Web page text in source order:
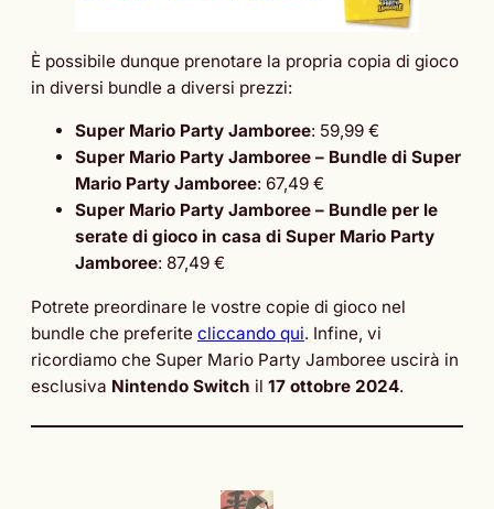
È possibile dunque prenotare la propria copia di gioco
in diversi bundle a diversi prezzi:
Super Mario Party Jamboree: 59,99 €
Super Mario Party Jamboree – Bundle di Super
Mario Party Jamboree: 67,49 €
Super Mario Party Jamboree – Bundle per le
serate di gioco in casa di Super Mario Party
Jamboree: 87,49 €
Potrete preordinare le vostre copie di gioco nel
bundle che preferite cliccando qui. Infine, vi
ricordiamo che Super Mario Party Jamboree uscirà in
esclusiva Nintendo Switch il 17 ottobre 2024.